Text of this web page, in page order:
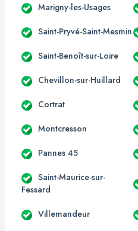
Marigny-les-Usages
Saint-Pryvé-Saint-Mesmin
Saint-Benoît-sur-Loire
Chevillon-sur-Huillard
Cortrat
Montcresson
Pannes 45
Saint-Maurice-sur-
Fessard
Villemandeur